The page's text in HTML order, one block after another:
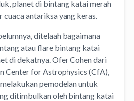
planet di bintang katai merah
cuaca antariksa yang keras.
ditelaah bagaimana
atau flare bintang katai
di dekatnya. Ofer Cohen dari
Center for Astrophysics (CfA),
pemodelan untuk
ditimbulkan oleh bintang katai